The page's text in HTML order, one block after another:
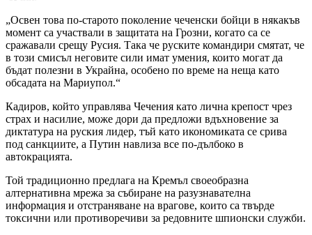
„Освен това по-старото поколение чеченски бойци в някакъв
момент са участвали в защитата на Грозни, когато са се
сражавали срещу Русия. Така че руските командири смятат, че
в този смисъл неговите сили имат умения, които могат да
бъдат полезни в Украйна, особено по време на неща като
обсадата на Мариупол.“
Кадиров, който управлява Чечения като лична крепост чрез
страх и насилие, може дори да предложи вдъхновение за
диктатура на руския лидер, тъй като икономиката се срива
под санкциите, а Путин навлиза все по-дълбоко в
автокрацията.
Той традиционно предлага на Кремъл своеобразна
алтернативна мрежа за събиране на разузнавателна
информация и отстраняване на врагове, които са твърде
токсични или противоречиви за редовните шпионски служби.